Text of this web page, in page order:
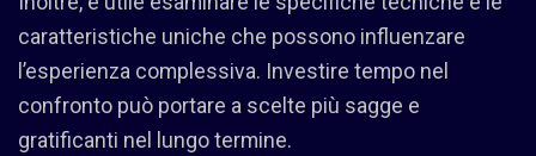
caratteristiche uniche che possono influenzare
l’esperienza complessiva. Investire tempo nel
confronto può portare a scelte più sagge e
gratificanti nel lungo termine.